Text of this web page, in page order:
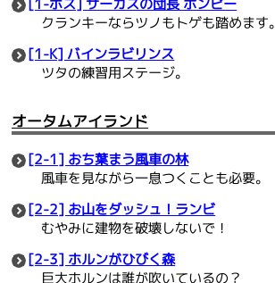
[1-ボス] サーカスの団長 ポンピー
クランキーならツノもトゲも踏めます。
[1-K] バインラビリンス
ツタの練習用ステージ。
オータムアイランド
[2-1] おち葉まう風車の林
風車を見ながら一息つくことも必要。
[2-2] お山をダッシュ！ランビ
むやみに建物を破壊しないで！
[2-3] ホルンがひびく森
巨大ホルンは誰が吹いているの？